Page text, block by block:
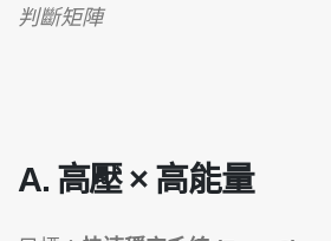
判斷矩陣
A. 高壓 × 高能量